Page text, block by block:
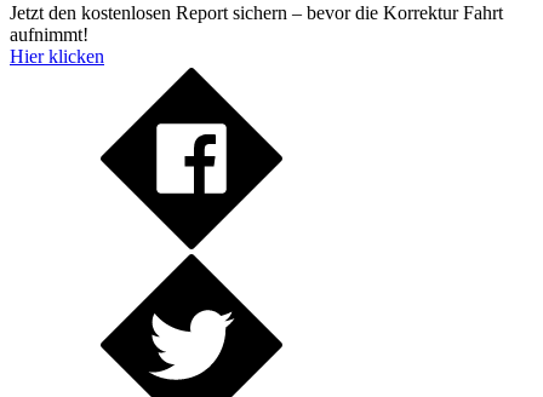
Jetzt den kostenlosen Report sichern – bevor die Korrektur Fahrt
aufnimmt!
Hier klicken